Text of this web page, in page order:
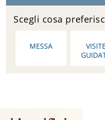
Scegli cosa
MESSA
VISITE